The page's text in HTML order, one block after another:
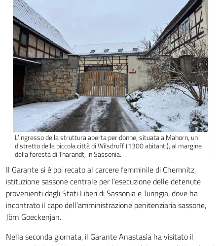
L’ingresso della struttura aperta per donne, situata a Mahorn, un
distretto della piccola città di Wilsdruff (1300 abitanti), al margine
della foresta di Tharandt, in Sassonia.
Il Garante si è poi recato al carcere femminile di Chemnitz,
istituzione sassone centrale per l’esecuzione delle detenute
provenienti dagli Stati Liberi di Sassonia e Turingia, dove ha
incontrato il capo dell’amministrazione penitenziaria sassone,
Jörn Goeckenjan.
Nella seconda giornata, il Garante Anastasìa ha visitato il